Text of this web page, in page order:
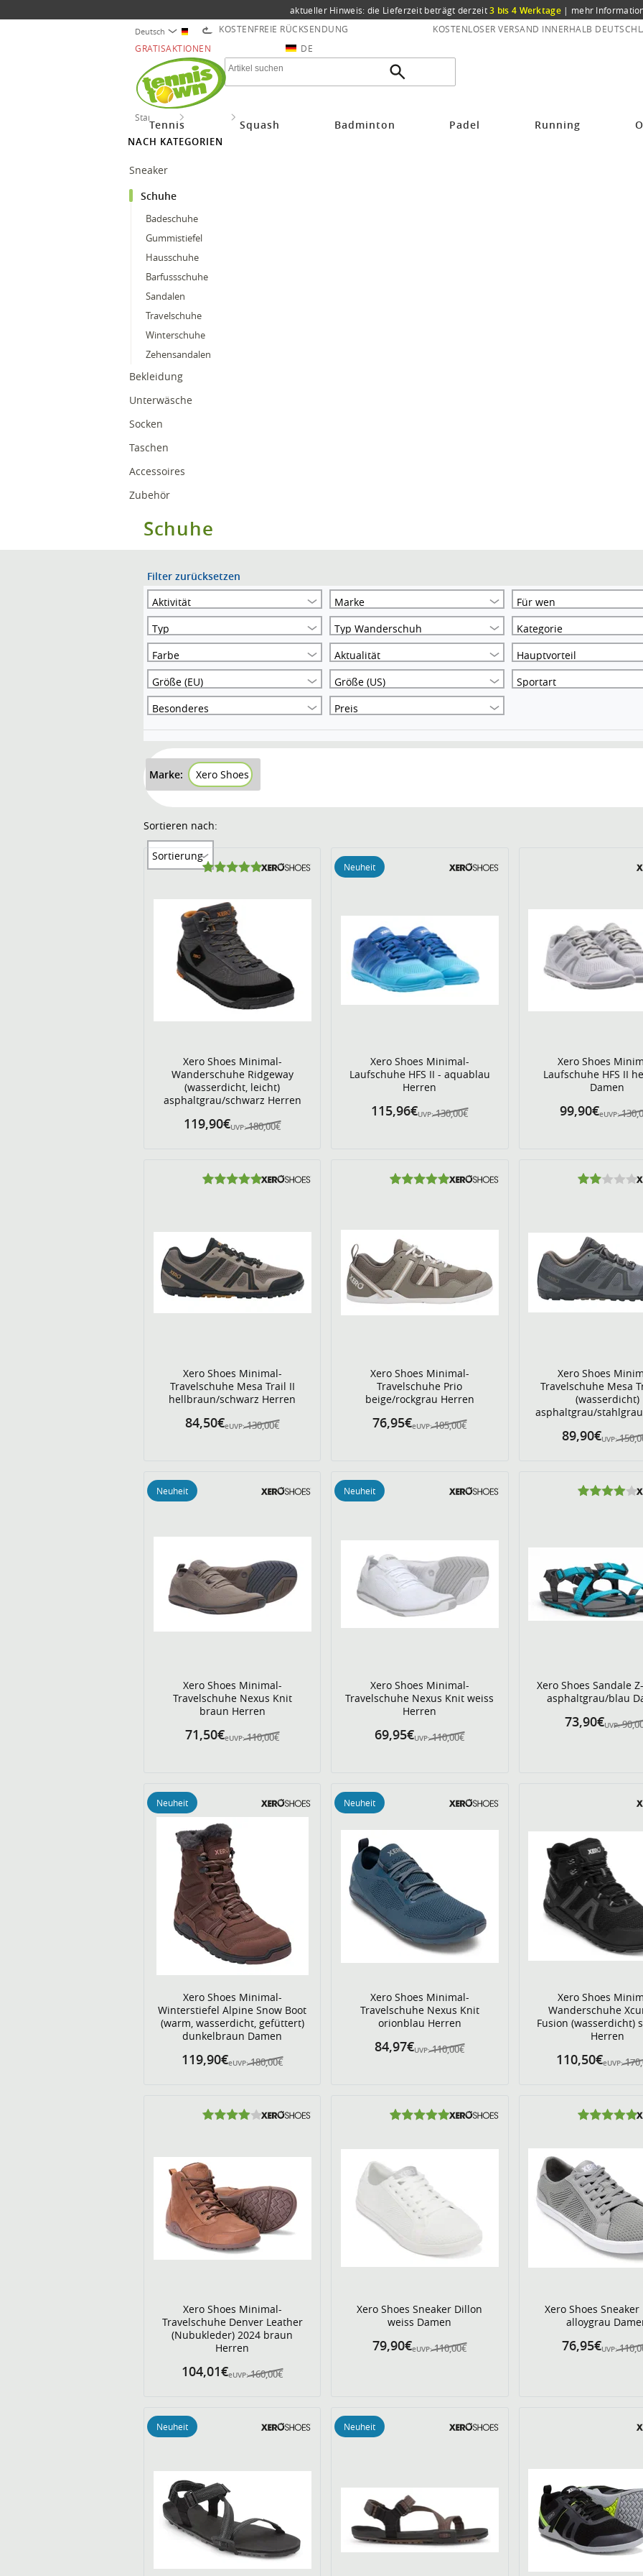
aktueller Hinweis: die Lieferzeit beträgt derzeit3 bis 4 Werktage | mehr
Deutsch KOSTENFREIE RÜCKSENDUNG
KOSTENLOSER VERSAND INNERHALB
GRATISAKTIONEN
DE
Tennis Squash Badminton Padel Running
Startseite
NACH KATEGORIEN
Sneaker
Schuhe
Badeschuhe
Gummistiefel
Hausschuhe
Barfussschuhe
Sandalen
Travelschuhe
Winterschuhe
Zehensandalen
Bekleidung
Unterwäsche
Socken
Taschen
Accessoires
Zubehör
Schuhe
Filter zurücksetzen
Aktivität
Marke
Für wen
Typ
Typ Wanderschuh
Kategorie
Farbe
Aktualität
Hauptvorteil
Größe (EU)
Größe (US)
Sportart
Besonderes
Preis
Marke: Xero Shoes
Sortieren nach:
Sortierung
Xero Shoes Minimal-
Wanderschuhe Ridgeway
(wasserdicht, leicht)
asphaltgrau/schwarz Herren
UVP: 180,00€
119,90€
Xero Shoes Minimal-
Laufschuhe HFS II - aquablau
Herren
UVP: 130,00€
115,96€
Neuheit
Xero Shoes
Laufschuhe HFS II
Damen
eUVP:
99,90€
Xero Shoes Minimal-
Travelschuhe Mesa Trail II
hellbraun/schwarz Herren
eUVP: 130,00€
84,50€
Xero Shoes Minimal-
Travelschuhe Prio
beige/rockgrau Herren
eUVP: 105,00€
76,95€
Xero Shoes
Travelschuhe Mesa
(wasserdicht)
asphaltgrau/
UVP:
89,90€
Xero Shoes Minimal-
Travelschuhe Nexus Knit
braun Herren
eUVP: 110,00€
71,50€
Neuheit
Xero Shoes Minimal-
Travelschuhe Nexus Knit weiss
Herren
UVP: 110,00€
69,95€
Neuheit
Xero Shoes Sandale
asphaltgrau/blau
UVP:
73,90€
Xero Shoes Minimal-
Winterstiefel Alpine Snow Boot
(warm, wasserdicht, gefüttert)
dunkelbraun Damen
eUVP: 180,00€
119,90€
Neuheit
Xero Shoes Minimal-
Travelschuhe Nexus Knit
orionblau Herren
UVP: 110,00€
84,97€
Neuheit
Xero Shoes
Wanderschuhe
Fusion (wasserdicht)
Herren
eUVP:
110,50€
Xero Shoes Minimal-
Travelschuhe Denver Leather
(Nubukleder) 2024 braun
Herren
eUVP: 160,00€
104,01€
Xero Shoes Sneaker Dillon
weiss Damen
eUVP: 110,00€
79,90€
Xero Shoes
alloygrau
UVP:
76,95€
Neuheit Neuheit